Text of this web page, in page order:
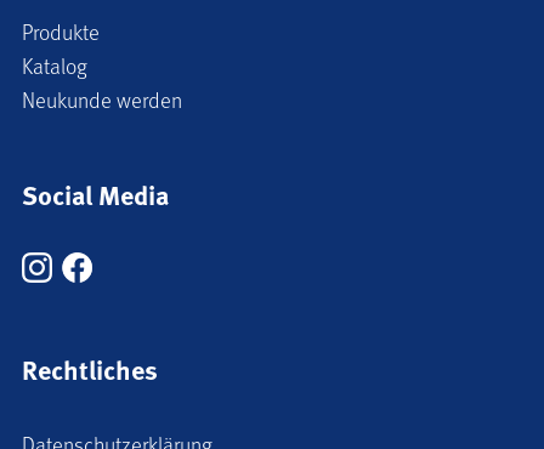
Produkte
Katalog
Neukunde werden
Social Media
Rechtliches